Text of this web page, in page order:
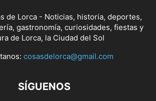
de Lorca - Noticias, historia, deportes,
gastronomía, curiosidades, fiestas y
de Lorca, la Ciudad del Sol
cosasdelorca@gmail.com
SÍGUENOS